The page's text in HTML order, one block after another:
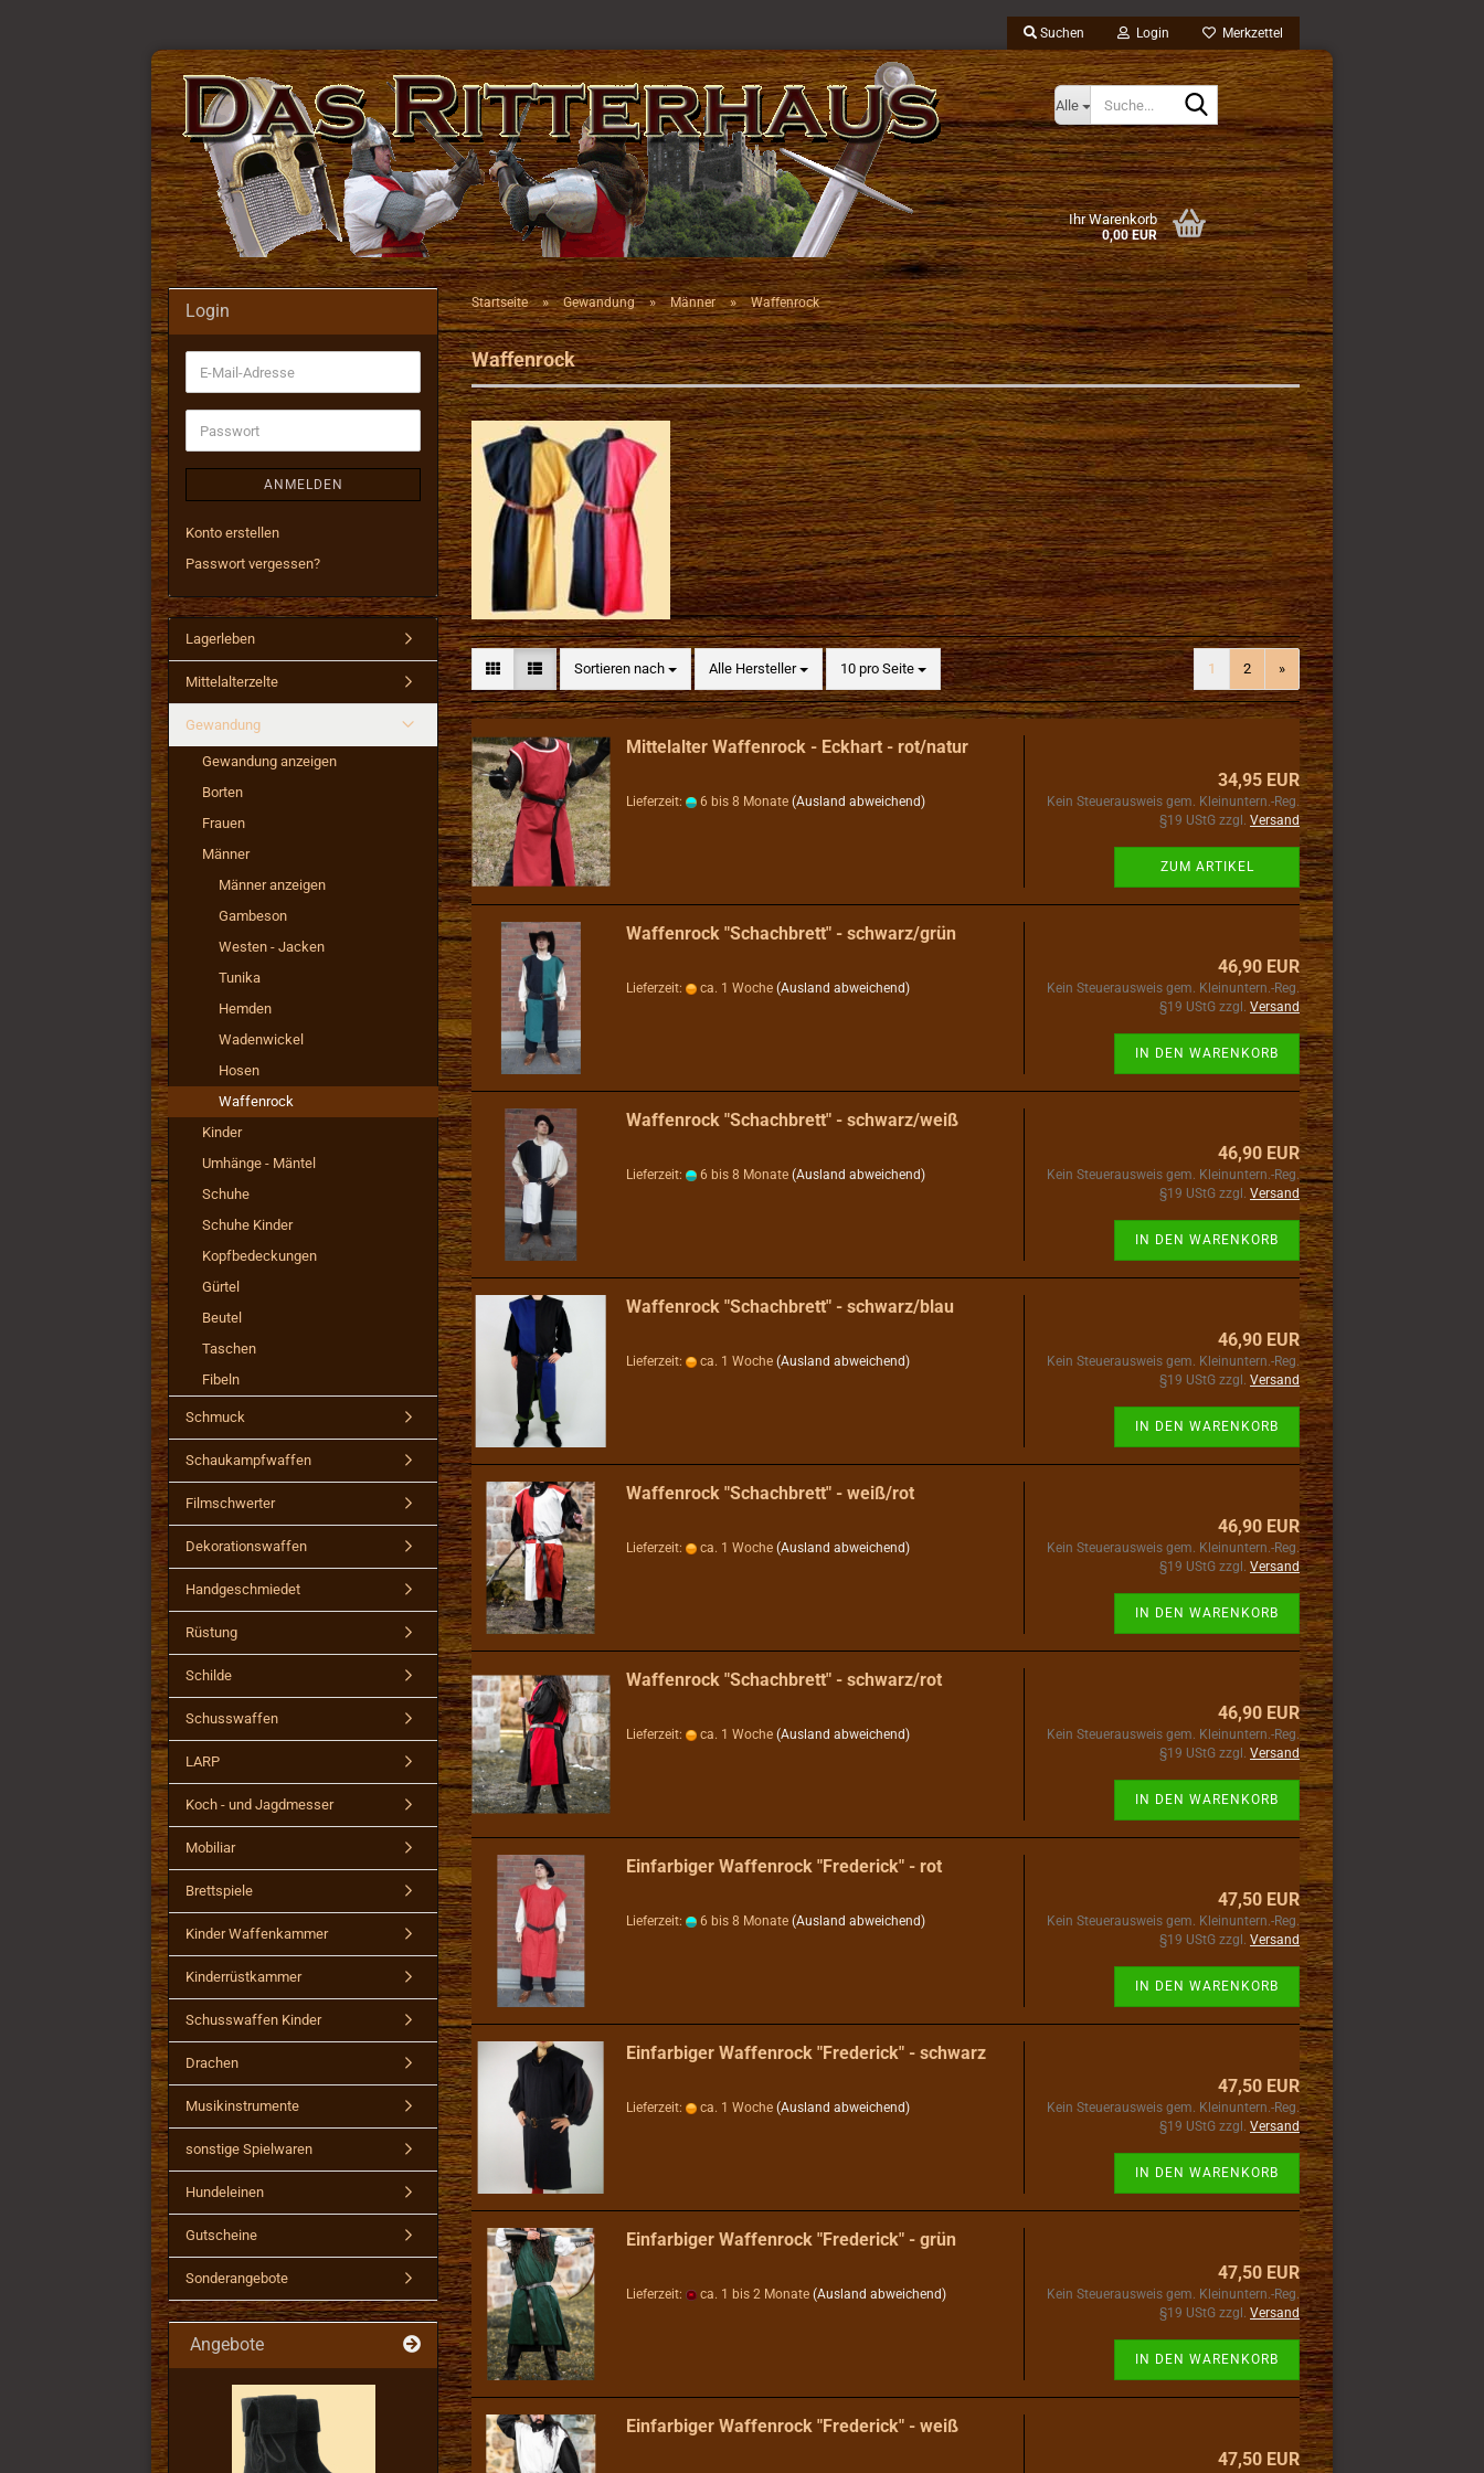
Suchen Login Merkzettel
Alle
Suche...
Ihr Warenkorb
0,00 EUR
Startseite » Gewandung » Männer » Waffenrock
Waffenrock
Sortieren nach
Sortieren nach Alle Hersteller 10 pro Seite
pro Seite 1 2 »
Mittelalter Waffenrock - Eckhart - rot/natur
Lieferzeit: 6 bis 8 Monate (Ausland abweichend)
34,95 EUR
Kein Steuerausweis gem. Kleinuntern.-Reg.
§19 UStG zzgl. Versand
ZUM ARTIKEL
Waffenrock "Schachbrett" - schwarz/grün
Lieferzeit: ca. 1 Woche (Ausland abweichend)
46,90 EUR
Kein Steuerausweis gem. Kleinuntern.-Reg.
§19 UStG zzgl. Versand
IN DEN WARENKORB
Waffenrock "Schachbrett" - schwarz/weiß
Lieferzeit: 6 bis 8 Monate (Ausland abweichend)
46,90 EUR
Kein Steuerausweis gem. Kleinuntern.-Reg.
§19 UStG zzgl. Versand
IN DEN WARENKORB
Waffenrock "Schachbrett" - schwarz/blau
Lieferzeit: ca. 1 Woche (Ausland abweichend)
46,90 EUR
Kein Steuerausweis gem. Kleinuntern.-Reg.
§19 UStG zzgl. Versand
IN DEN WARENKORB
Waffenrock "Schachbrett" - weiß/rot
Lieferzeit: ca. 1 Woche (Ausland abweichend)
46,90 EUR
Kein Steuerausweis gem. Kleinuntern.-Reg.
§19 UStG zzgl. Versand
IN DEN WARENKORB
Waffenrock "Schachbrett" - schwarz/rot
Lieferzeit: ca. 1 Woche (Ausland abweichend)
46,90 EUR
Kein Steuerausweis gem. Kleinuntern.-Reg.
§19 UStG zzgl. Versand
IN DEN WARENKORB
Einfarbiger Waffenrock "Frederick" - rot
Lieferzeit: 6 bis 8 Monate (Ausland abweichend)
47,50 EUR
Kein Steuerausweis gem. Kleinuntern.-Reg.
§19 UStG zzgl. Versand
IN DEN WARENKORB
Einfarbiger Waffenrock "Frederick" - schwarz
Lieferzeit: ca. 1 Woche (Ausland abweichend)
47,50 EUR
Kein Steuerausweis gem. Kleinuntern.-Reg.
§19 UStG zzgl. Versand
IN DEN WARENKORB
Einfarbiger Waffenrock "Frederick" - grün
Lieferzeit: ca. 1 bis 2 Monate (Ausland abweichend)
47,50 EUR
Kein Steuerausweis gem. Kleinuntern.-Reg.
§19 UStG zzgl. Versand
IN DEN WARENKORB
Einfarbiger Waffenrock "Frederick" - weiß
47,50 EUR
Login
E-
Mail-
Adresse
Passwort
ANMELDEN
Konto erstellen
Passwort vergessen?
Lagerleben
Mittelalterzelte
Gewandung
Gewandung anzeigen
Borten
Frauen
Männer
Männer anzeigen
Gambeson
Westen - Jacken
Tunika
Hemden
Wadenwickel
Hosen
Waffenrock
Kinder
Umhänge - Mäntel
Schuhe
Schuhe Kinder
Kopfbedeckungen
Gürtel
Beutel
Taschen
Fibeln
Schmuck
Schaukampfwaffen
Filmschwerter
Dekorationswaffen
Handgeschmiedet
Rüstung
Schilde
Schusswaffen
LARP
Koch - und Jagdmesser
Mobiliar
Brettspiele
Kinder Waffenkammer
Kinderrüstkammer
Schusswaffen Kinder
Drachen
Musikinstrumente
sonstige Spielwaren
Hundeleinen
Gutscheine
Sonderangebote
Angebote